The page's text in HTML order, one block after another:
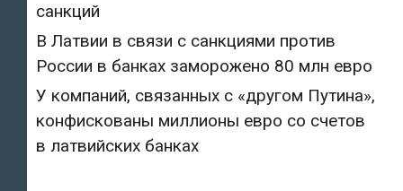
санкций
В Латвии в связи с санкциями против
России в банках заморожено 80 млн евро
У компаний, связанных с «другом Путина»,
конфискованы миллионы евро со счетов
в латвийских банках